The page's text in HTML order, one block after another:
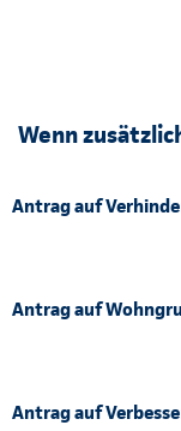
Wenn
Antrag auf
Antrag auf
Antrag auf